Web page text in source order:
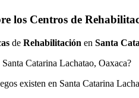
los Centros de
de Rehabilitación en Santa
Catarina Lachatao, Oaxaca?
existen en Santa Catarina